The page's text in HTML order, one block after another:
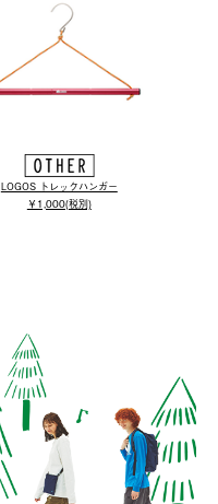
LOGOS トレックハンガー
￥1,000(税別)